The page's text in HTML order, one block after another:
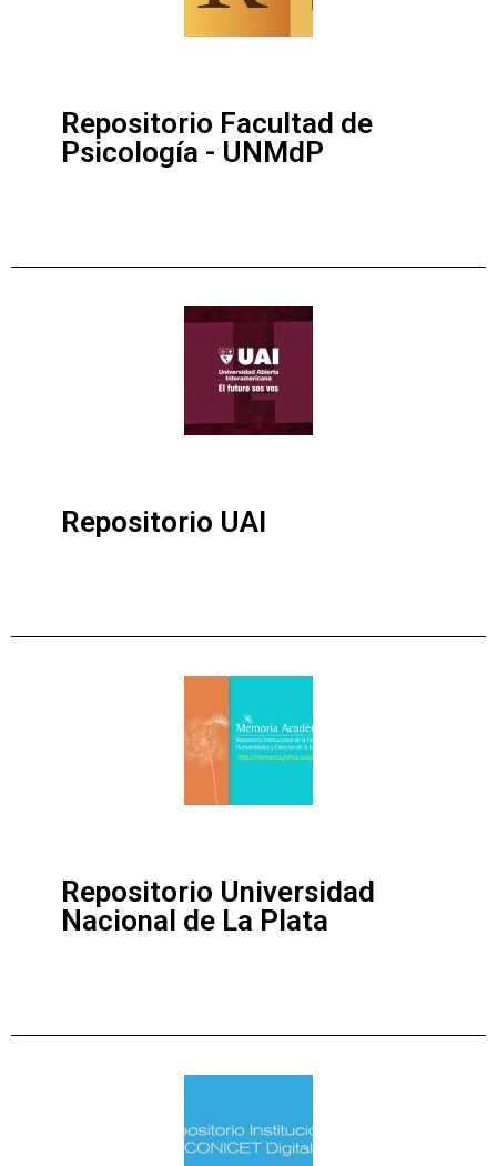
Repositorio Facultad de
Psicología - UNMdP
Repositorio UAI
Repositorio Universidad
Nacional de La Plata